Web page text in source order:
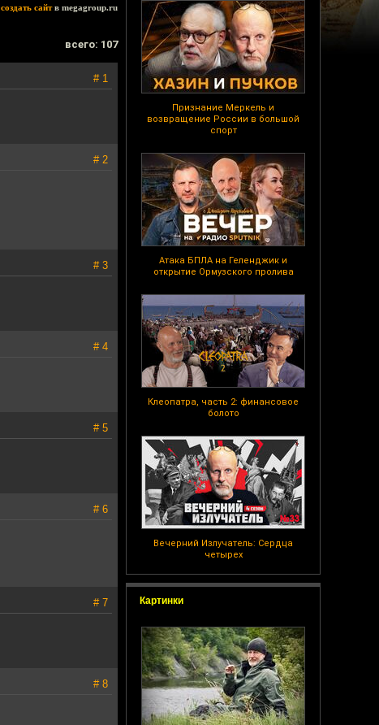
Признание Меркель и
возвращение России в большой
спорт
Атака БПЛА на Геленджик и
открытие Ормузского пролива
Клеопатра, часть 2: финансовое
болото
Вечерний Излучатель: Сердца
четырех
Картинки
создать сайтв megagroup.ru
всего: 107
# 1
# 2
# 3
# 4
# 5
# 6
# 7
# 8